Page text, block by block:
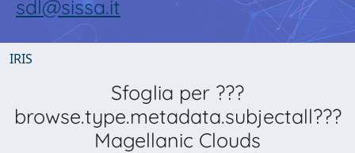
sdl@sissa.it
IRIS
Sfoglia per ???
browse.type.metadata.subjectall???
Magellanic Clouds